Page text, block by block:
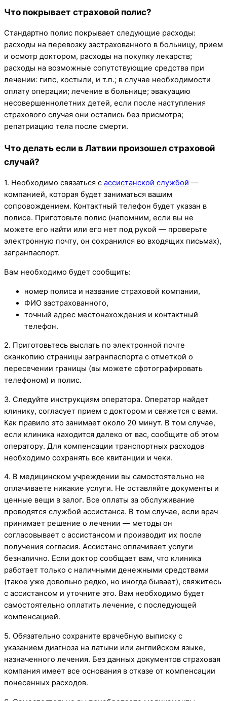
Что покрывает страховой полис?
Стандартно полис покрывает следующие расходы:
расходы на перевозку застрахованного в больницу, прием
и осмотр доктором, расходы на покупку лекарств;
расходы на возможные сопутствующие средства при
лечении: гипс, костыли, и т.п.; в случае необходимости
оплату операции; лечение в больнице; эвакуацию
несовершеннолетних детей, если после наступления
страхового случая они остались без присмотра;
репатриацию тела после смерти.
Что делать если в Латвии произошел страховой
случай?
1. Необходимо связаться с ассистанской службой —
компанией, которая будет заниматься вашим
сопровождением. Контактный телефон будет указан в
полисе. Приготовьте полис (напомним, если вы не
можете его найти или его нет под рукой — проверьте
электронную почту, он сохранился во входящих письмах),
загранпаспорт.
Вам необходимо будет сообщить:
номер полиса и название страховой компании,
ФИО застрахованного,
точный адрес местонахождения и контактный
телефон.
2. Приготовьтесь выслать по электронной почте
сканкопию страницы загранпаспорта с отметкой о
пересечении границы (вы можете сфотографировать
телефоном) и полис.
3. Следуйте инструкциям оператора. Оператор найдет
клинику, согласует прием с доктором и свяжется с вами.
Как правило это занимает около 20 минут. В том случае,
если клиника находится далеко от вас, сообщите об этом
оператору. Для компенсации транспортных расходов
необходимо сохранять все квитанции и чеки.
4. В медицинском учреждении вы самостоятельно не
оплачиваете никакие услуги. Не оставляйте документы и
ценные вещи в залог. Все оплаты за обслуживание
проводятся службой ассистанса. В том случае, если врач
принимает решение о лечении — методы он
согласовывает с ассистансом и производит их после
получения согласия. Ассистанс оплачивает услуги
безналично. Если доктор сообщает вам, что клиника
работает только с наличными денежными средствами
(такое уже довольно редко, но иногда бывает), свяжитесь
с ассистансом и уточните это. Вам необходимо будет
самостоятельно оплатить лечение, с последующей
компенсацией.
5. Обязательно сохраните врачебную выписку с
указанием диагноза на латыни или английском языке,
назначенного лечения. Без данных документов страховая
компания имеет все основания в отказе от компенсации
понесенных расходов.